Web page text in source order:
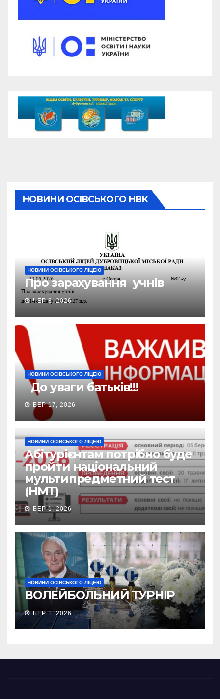
НОВИНИ ОСІВСЬКОГО НВК
НОВИНИ ОСІВСЬКОГО ЛІЦЕЮ
Про зарахування учнів
ЧЕР 8, 2026
НОВИНИ ОСІВСЬКОГО ЛІЦЕЮ
До уваги батьків!!!
БЕР 17, 2026
НОВИНИ ОСІВСЬКОГО ЛІЦЕЮ
Абітурієнтам потрібно буде
пройти національний
мультипредметний тест
(НМТ)
БЕР 1, 2026
НОВИНИ ОСІВСЬКОГО ЛІЦЕЮ
ВОЛЕЙБОЛЬНИЙ ТУРНІР
БЕР 1, 2026